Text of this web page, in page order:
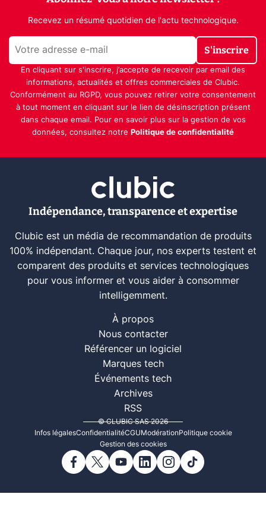
Recevez un résumé quotidien de l'actu technologique.
S'inscrire
En cliquant sur s'inscrire, j’accepte de recevoir par email des
informations, actualités et offres commerciales de Clubic.
Conformément au RGPD, vous pouvez retirer votre consentement
à tout moment en cliquant sur le lien de désinscription présent
dans chaque email. Pour en savoir plus sur la gestion de vos
données, consultez notre Politique de confidentialité
Indépendance, transparence et expertise
Clubic est un média de recommandation de produits
100% indépendant. Chaque jour, nos experts testent et
comparent des produits et services technologiques
pour vous informer et vous aider à consommer
intelligemment.
À propos
Nous contacter
Référencer un logiciel
Marques tech
Événements tech
Archives
RSS
© CLUBIC SAS 2026
Infos légalesConfidentialitéCGUModérationPolitique cookie
Gestion des cookies